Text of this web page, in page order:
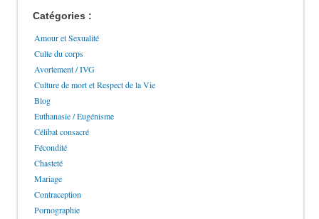
Catégories :
Amour et Sexualité
Culte du corps
Avortement / IVG
Culture de mort et Respect de la Vie
Blog
Euthanasie / Eugénisme
Célibat consacré
Fécondité
Chasteté
Mariage
Contraception
Pornographie